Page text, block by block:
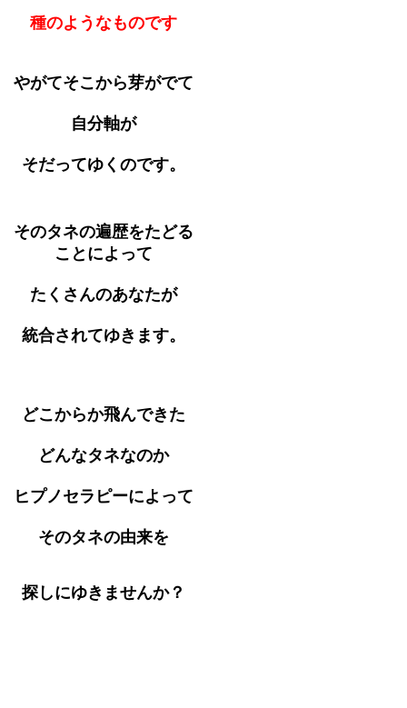
種のようなものです
やがてそこから芽がでて
自分軸が
そだってゆくのです。
そのタネの遍歴をたどる
ことによって
たくさんのあなたが
統合されてゆきます。
どこからか飛んできた
どんなタネなのか
ヒプノセラピーによって
そのタネの由来を
探しにゆきませんか？